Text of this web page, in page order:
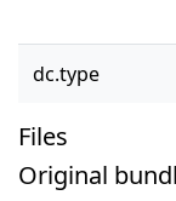
dc.type
Files
Original